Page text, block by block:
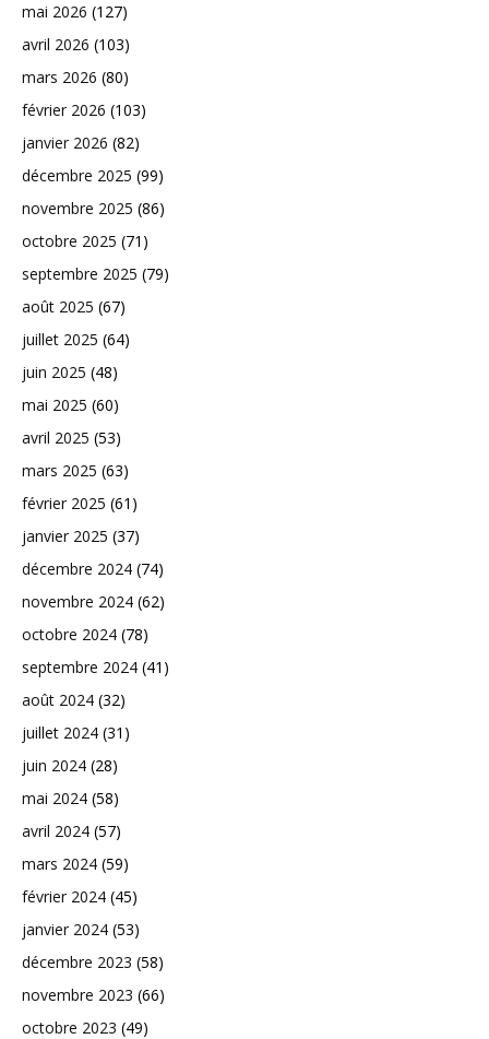
mai 2026 (127)
avril 2026 (103)
mars 2026 (80)
février 2026 (103)
janvier 2026 (82)
décembre 2025 (99)
novembre 2025 (86)
octobre 2025 (71)
septembre 2025 (79)
août 2025 (67)
juillet 2025 (64)
juin 2025 (48)
mai 2025 (60)
avril 2025 (53)
mars 2025 (63)
février 2025 (61)
janvier 2025 (37)
décembre 2024 (74)
novembre 2024 (62)
octobre 2024 (78)
septembre 2024 (41)
août 2024 (32)
juillet 2024 (31)
juin 2024 (28)
mai 2024 (58)
avril 2024 (57)
mars 2024 (59)
février 2024 (45)
janvier 2024 (53)
décembre 2023 (58)
novembre 2023 (66)
octobre 2023 (49)